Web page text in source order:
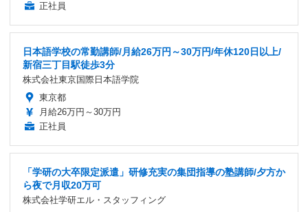
正社員
日本語学校の常勤講師/月給26万円～30万円/年休120日以上/
新宿三丁目駅徒歩3分
株式会社東京国際日本語学院
東京都
月給26万円～30万円
正社員
「学研の大卒限定派遣」研修充実の集団指導の塾講師/夕方か
ら夜で月収20万可
株式会社学研エル・スタッフィング